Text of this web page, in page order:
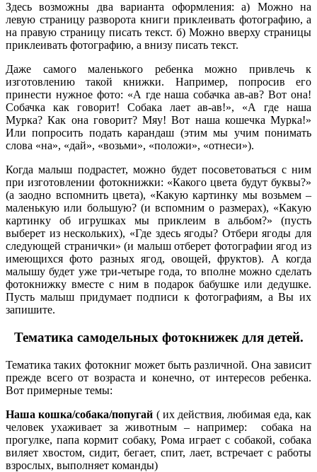
Здесь возможны два варианта оформления: а) Можно на
левую страницу разворота книги приклеивать фотографию, а
на правую страницу писать текст. б) Можно вверху страницы
приклеивать фотографию, а внизу писать текст.
Даже самого маленького ребенка можно привлечь к
изготовлению такой книжки. Например, попросив его
принести нужное фото: «А где наша собачка ав-ав? Вот она!
Собачка как говорит! Собака лает ав-ав!», «А где наша
Мурка? Как она говорит? Мяу! Вот наша кошечка Мурка!»
Или попросить подать карандаш (этим мы учим понимать
слова «на», «дай», «возьми», «положи», «отнеси»).
Когда малыш подрастет, можно будет посоветоваться с ним
при изготовлении фотокнижки: «Какого цвета будут буквы?»
(а заодно вспомнить цвета), «Какую картинку мы возьмем –
маленькую или большую? (и вспомним о размерах), «Какую
картинку об игрушках мы приклеим в альбом?» (пусть
выберет из нескольких), «Где здесь ягоды? Отбери ягоды для
следующей странички» (и малыш отберет фотографии ягод из
имеющихся фото разных ягод, овощей, фруктов). А когда
малышу будет уже три-четыре года, то вполне можно сделать
фотокнижку вместе с ним в подарок бабушке или дедушке.
Пусть малыш придумает подписи к фотографиям, а Вы их
запишите.
Тематика самодельных фотокнижек для детей.
Тематика таких фотокниг может быть различной. Она зависит
прежде всего от возраста и конечно, от интересов ребенка.
Вот примерные темы:
Наша кошка/собака/попугай ( их действия, любимая еда, как
человек ухаживает за животным – например: собака на
прогулке, папа кормит собаку, Рома играет с собакой, собака
виляет хвостом, сидит, бегает, спит, лает, встречает с работы
взрослых, выполняет команды)